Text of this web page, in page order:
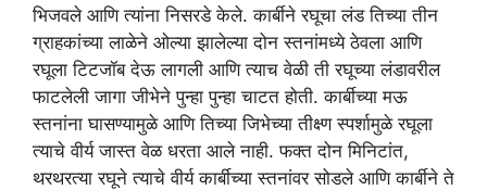
भिजवले आणि त्यांना निसरडे केले. कार्बीने रघूचा लंड तिच्या तीन
ग्राहकांच्या लाळेने ओल्या झालेल्या दोन स्तनांमध्ये ठेवला आणि
रघूला टिटजॉब देऊ लागली आणि त्याच वेळी ती रघूच्या लंडावरील
फाटलेली जागा जीभेने पुन्हा पुन्हा चाटत होती. कार्बीच्या मऊ
स्तनांना घासण्यामुळे आणि तिच्या जिभेच्या तीक्ष्ण स्पर्शामुळे रघूला
त्याचे वीर्य जास्त वेळ धरता आले नाही. फक्त दोन मिनिटांत,
थरथरत्या रघूने त्याचे वीर्य कार्बीच्या स्तनांवर सोडले आणि कार्बीने ते